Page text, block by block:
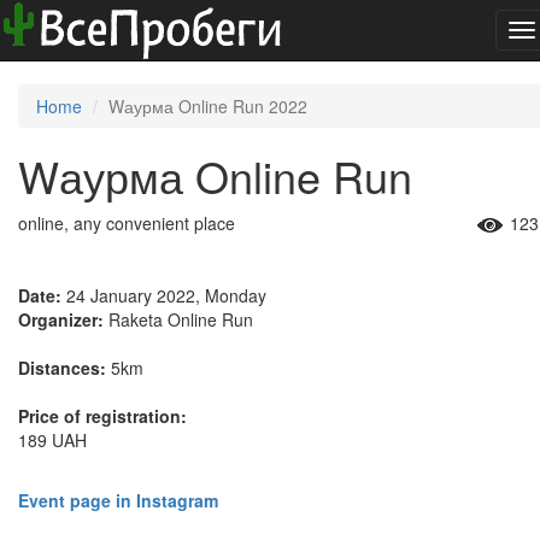
Home Wаурма Online Run 2022
Wаурма Online Run
online, any convenient place
Date: 24 January 2022, Monday
Organizer: Raketa Online Run
Distances: 5km
Price of registration:
189 UAH
Event page in Instagram